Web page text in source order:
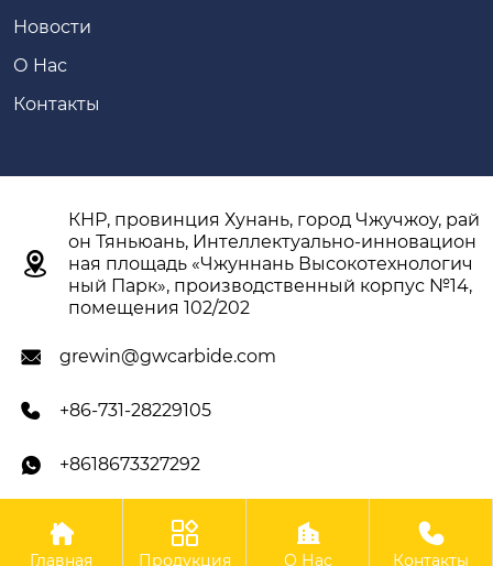
Новости
О Hас
Контакты

КНР, провинция Хунань, город Чжучжоу, рай
он Тяньюань, Интеллектуально-инновацион
ная площадь «Чжуннань Высокотехнологич
ный Парк», производственный корпус №14,
помещения 102/202
 grewin@gwcarbide.com
 +86-731-28229105
 +8618673327292
Авторское право ©ООО Чжучжоу Гэвэй

Главная

Продукция

О Нас

Контакты